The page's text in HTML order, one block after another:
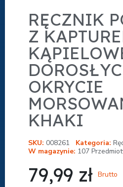
RĘCZNIK
Z
OKRYCIE
KHAKI
SKU 008261 Kategoria
W magazynie 107
79,99 zł Brutto